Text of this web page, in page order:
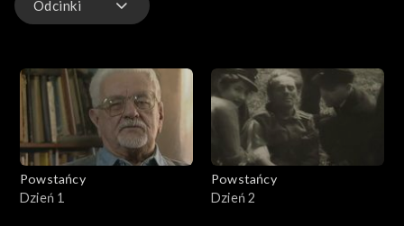
Odcinki
Powstańcy
Dzień 1
Powstańcy
Dzień 2